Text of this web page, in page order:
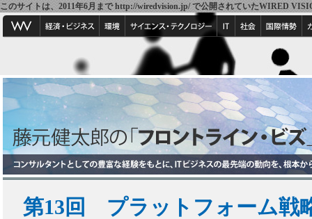
このサイトは、2011年6月まで http://wiredvision.jp/ で公開されていたWIRED
第13回 プラットフォーム戦